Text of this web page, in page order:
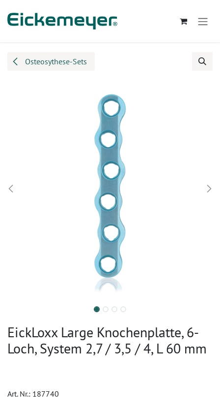
Osteosythese-Sets
EickLoxx Large Knochenplatte, 6-
Loch, System 2,7 / 3,5 / 4, L 60 mm
Art. Nr.: 187740